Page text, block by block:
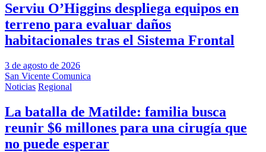
Serviu O’Higgins despliega equipos en
terreno para evaluar daños
habitacionales tras el Sistema Frontal
3 de agosto de 2026
San Vicente Comunica
Noticias Regional
La batalla de Matilde: familia busca
reunir $6 millones para una cirugía que
no puede esperar